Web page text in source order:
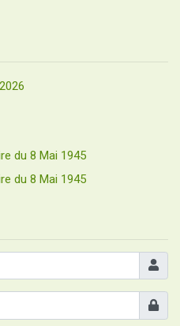
du 8 Mai 1945
du 8 Mai 1945
Afficher